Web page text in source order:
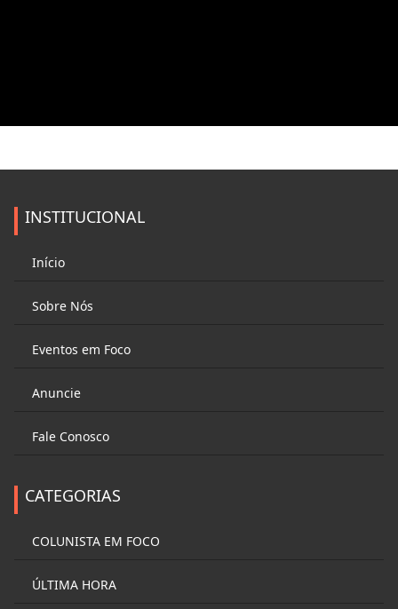
INSTITUCIONAL
Início
Sobre Nós
Eventos em Foco
Anuncie
Fale Conosco
CATEGORIAS
COLUNISTA EM FOCO
ÚLTIMA HORA